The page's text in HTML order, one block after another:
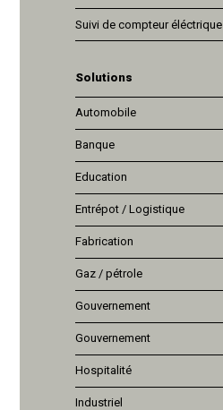
Suivi de compteur éléctrique
Solutions
Automobile
Banque
Education
Entrépot / Logistique
Fabrication
Gaz / pétrole
Gouvernement
Gouvernement
Hospitalité
Industriel